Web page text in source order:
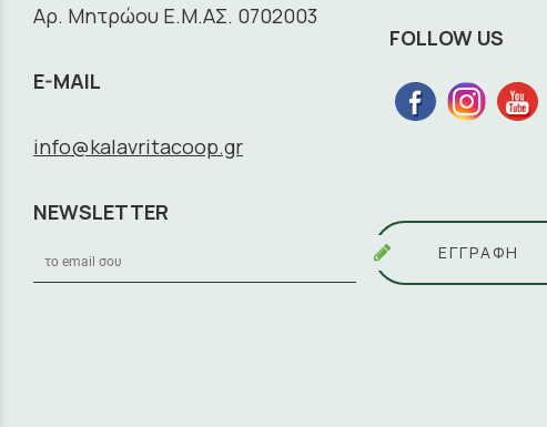
Αρ. Μητρώου Ε.Μ.ΑΣ. 0702003
E-MAIL
info@kalavritacoop.gr
FOLLOW US
NEWSLETTER
ΕΓΓΡΑΦΗ